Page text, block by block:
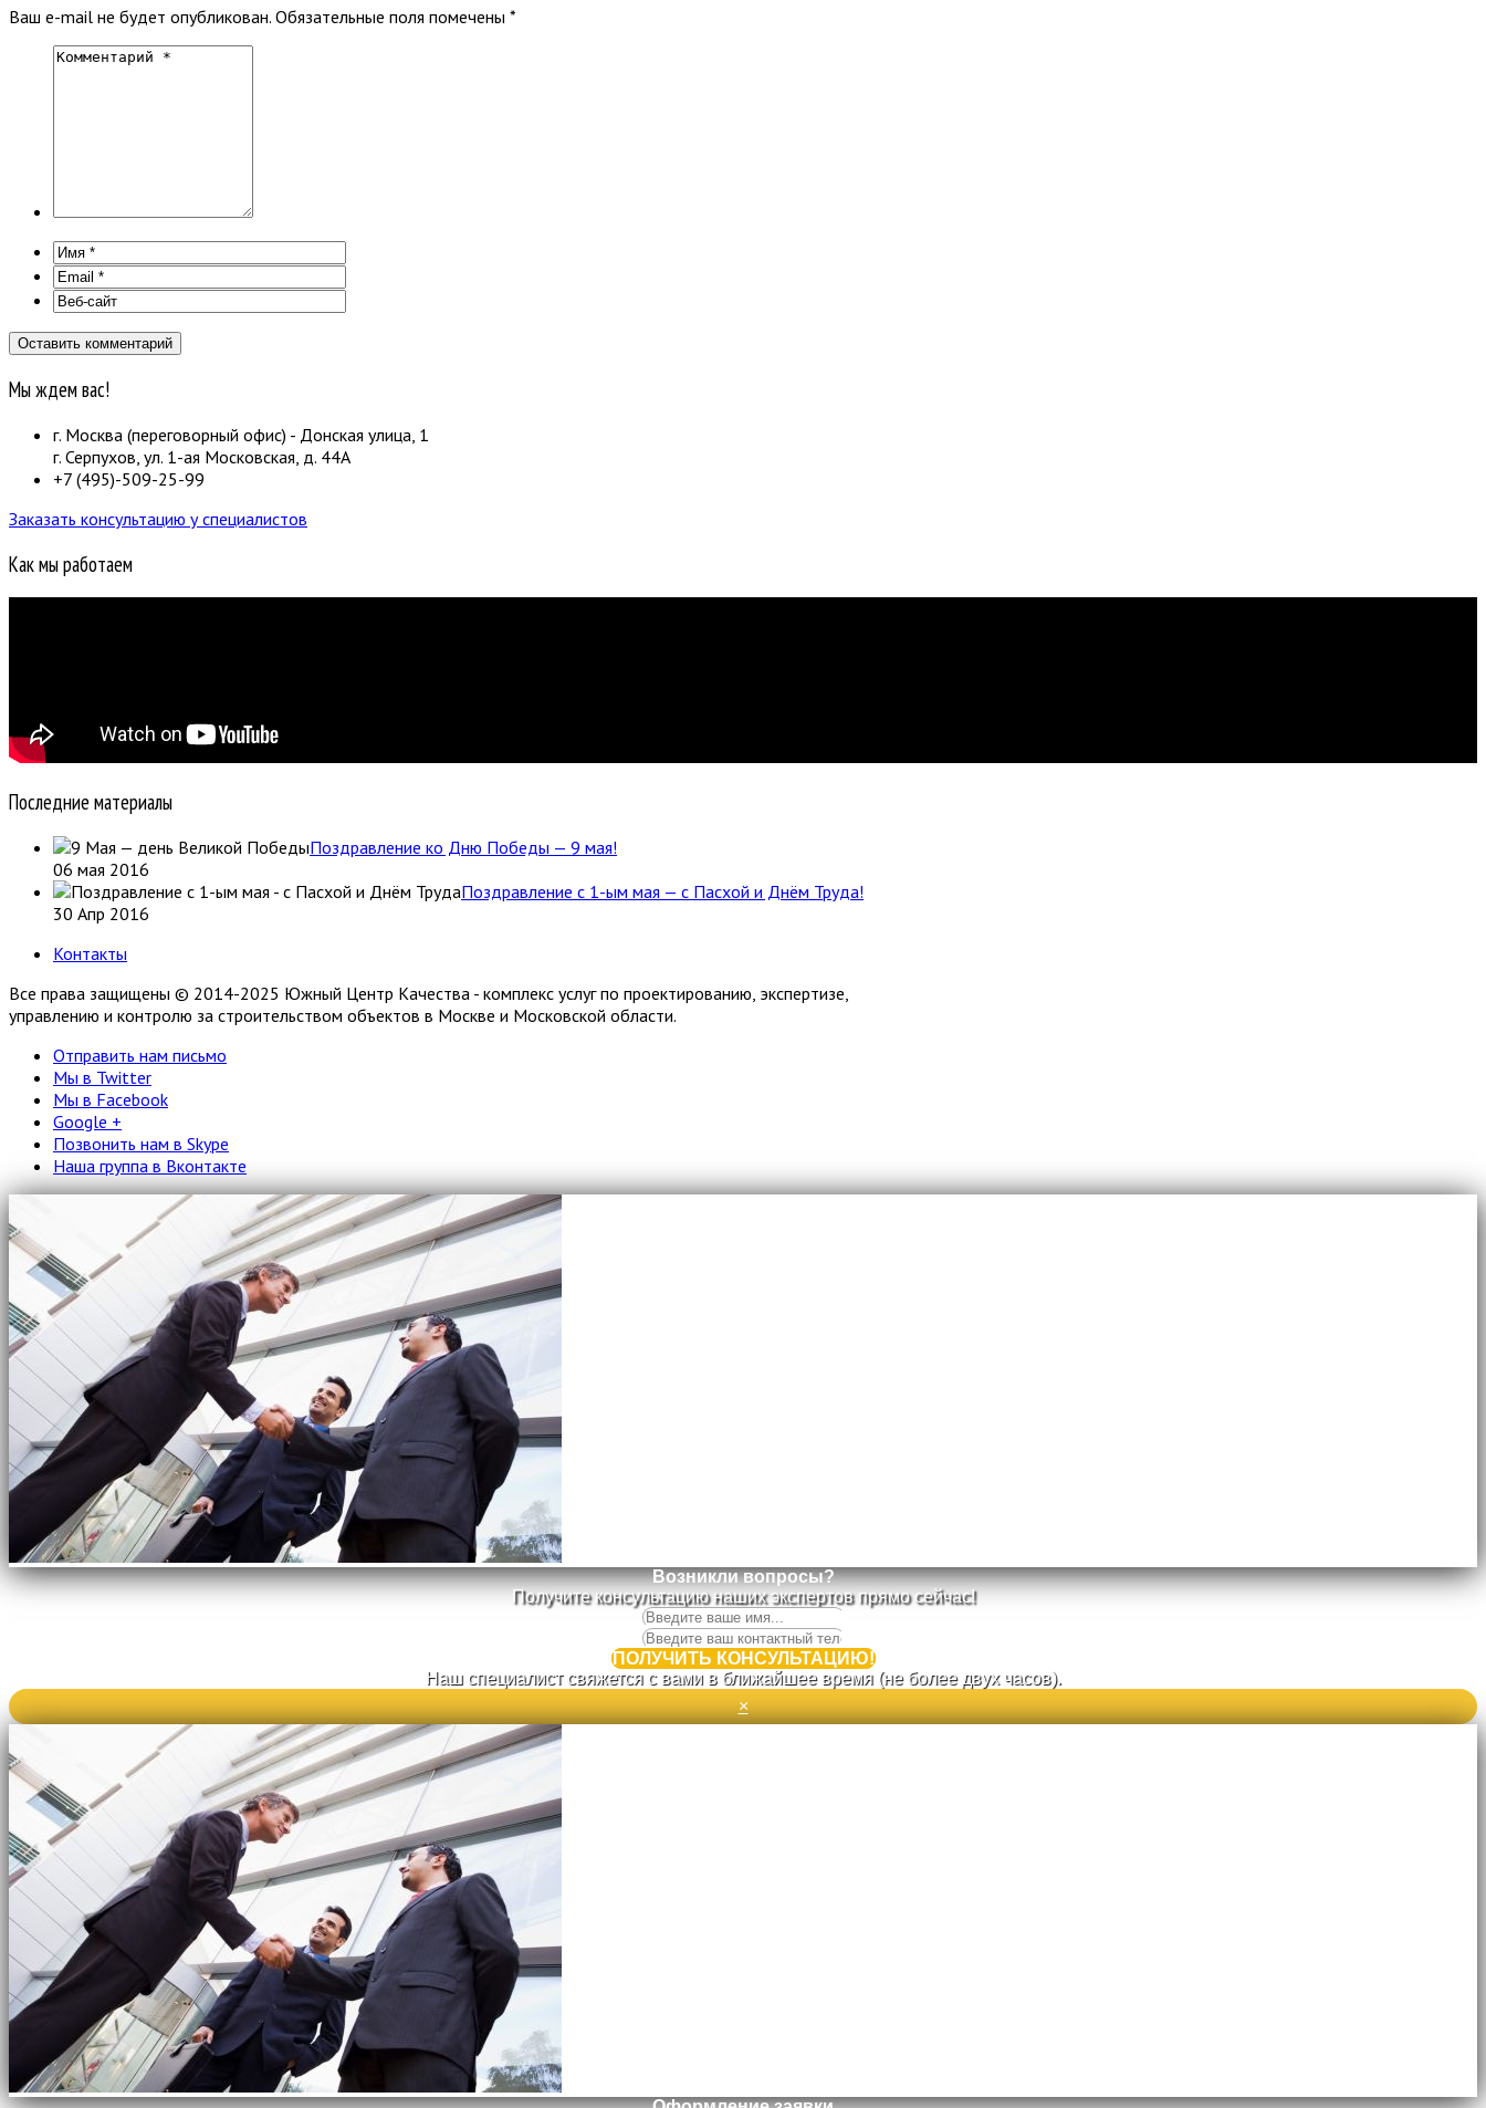
Ваш e-mail не будет опубликован. Обязательные поля помечены *
Мы ждем вас!
г. Москва (переговорный офис) - Донская улица, 1
г. Серпухов, ул. 1-ая Московская, д. 44А
+7 (495)-509-25-99
Заказать консультацию у специалистов
Как мы работаем
Последние материалы
Поздравление ко Дню Победы — 9 мая!
06 мая 2016
Поздравление с 1-ым мая — с Пасхой и Днём Труда!
30 Апр 2016
Контакты
Все права защищены © 2014-2025 Южный Центр Качества - комплекс услуг по проектированию, экспертизе,
управлению и контролю за строительством объектов в Москве и Московской области.
Отправить нам письмо
Мы в Twitter
Мы в Facebook
Google +
Позвонить нам в Skype
Наша группа в Вконтакте
Возникли вопросы?
Получите консультацию наших экспертов прямо сейчас!
ПОЛУЧИТЬ КОНСУЛЬТАЦИЮ!
Наш специалист свяжется с вами в ближайшее время (не более двух часов).
×